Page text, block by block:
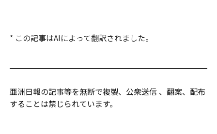
* この記事はAIによって翻訳されました。
亜洲日報の記事等を無断で複製、公衆送信 、翻案、配布
することは禁じられています。